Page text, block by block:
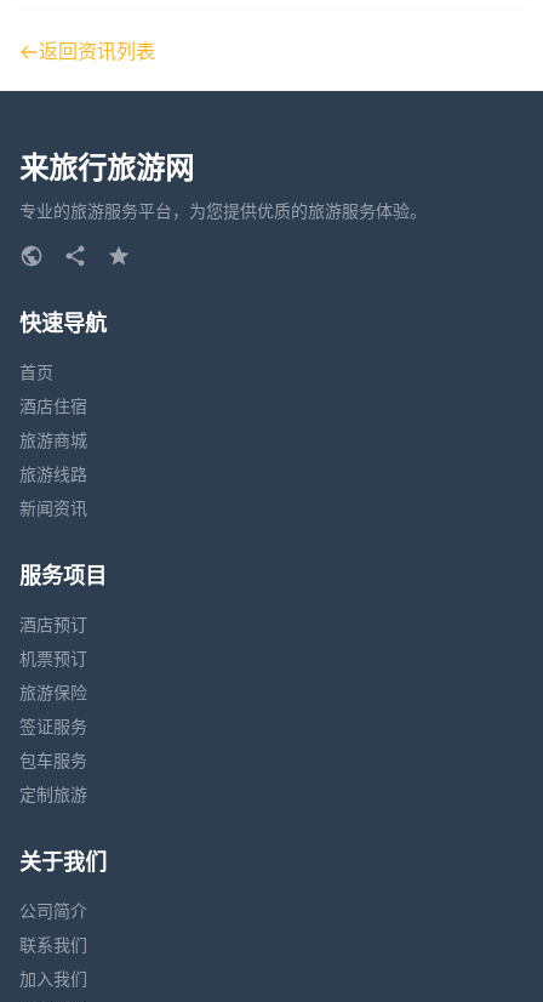
返回资讯列表
来旅行旅游网
专业的旅游服务平台，为您提供优质的旅游服务体验。
快速导航
首页
酒店住宿
旅游商城
旅游线路
新闻资讯
服务项目
酒店预订
机票预订
旅游保险
签证服务
包车服务
定制旅游
关于我们
公司简介
联系我们
加入我们